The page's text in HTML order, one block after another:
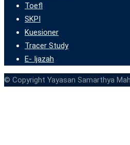
Toefl
SKPI
Kuesioner
Tracer Study
E- Ijazah
© Copyright Yayasan Samarthya